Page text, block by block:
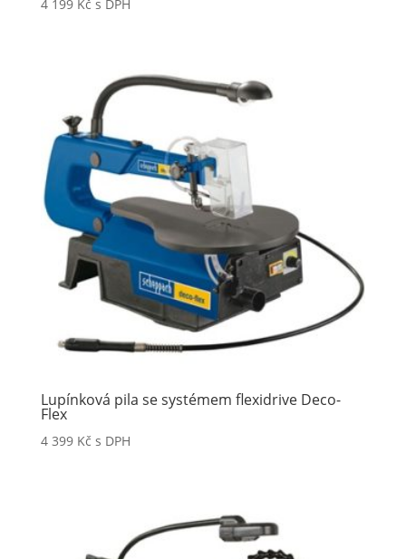
4 199 Kč s DPH
Lupínková pila se systémem flexidrive Deco-
Flex
4 399 Kč s DPH